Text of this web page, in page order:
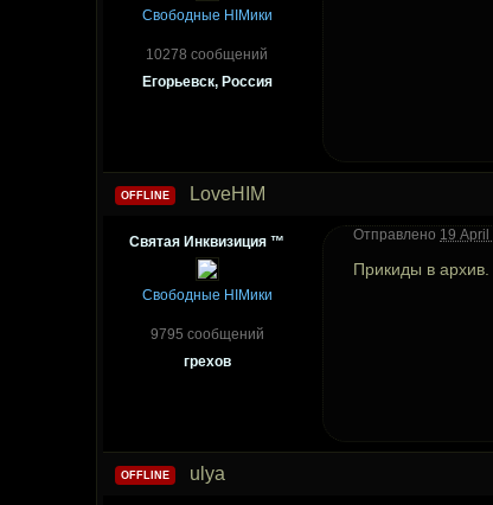
Свободные HIMики
10278 сообщений
Егорьевск, Россия
OFFLINE LoveHIM
Святая Инквизиция ™
Свободные HIMики
9795 сообщений
грехов
Отправлено 19 April
Прикиды в
OFFLINE ulya